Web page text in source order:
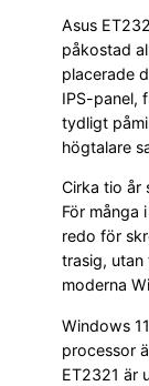
Asus
påkostad
placerade
IPS-panel,
tydligt
högtalare
Cirka tio år
För många
redo för
trasig,
moderna
Windows
processor
ET2321 är